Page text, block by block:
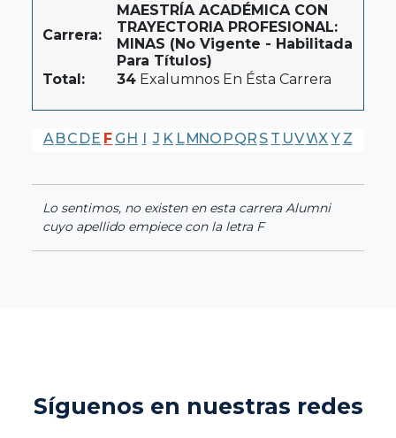
Carrera:
MAESTRÍA ACADÉMICA CON
TRAYECTORIA PROFESIONAL:
MINAS (No Vigente - Habilitada
Para Títulos)
Total:
34 Exalumnos En Ésta Carrera
A BC DE F G H I J K LMNO PQR S T UVWX Y Z
Lo sentimos, no existen en esta carrera Alumni
cuyo apellido empiece con la letra F
Síguenos en nuestras redes